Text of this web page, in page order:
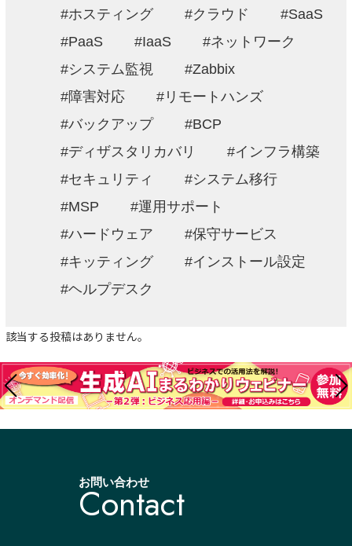
ホスティング
クラウド
SaaS
PaaS
IaaS
ネットワーク
システム監視
Zabbix
障害対応
リモートハンズ
バックアップ
BCP
ディザスタリカバリ
インフラ構築
セキュリティ
システム移行
MSP
運用サポート
ハードウェア
保守サービス
キッティング
インストール設定
ヘルプデスク
該当する投稿はありません。
お問い合わせ
Contact